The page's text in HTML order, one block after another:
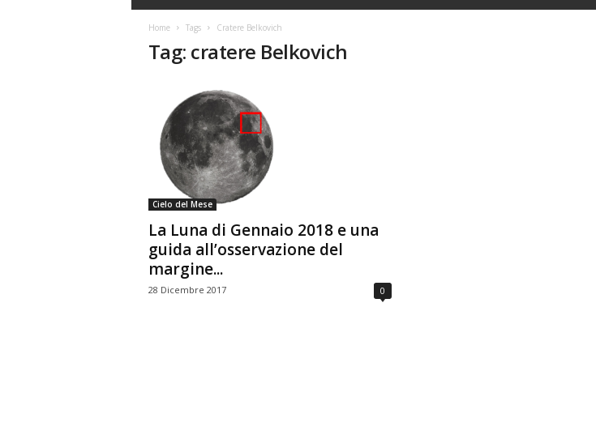
m
a
Home Tags Cratere Belkovich
Tag: cratere Belkovich
Cielo del Mese
La Luna di Gennaio 2018 e una
guida all’osservazione del
margine...
28 Dicembre 2017 0